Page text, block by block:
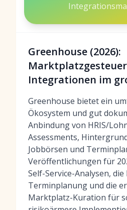
Greenhouse (2026):
Integrationen im
Greenhouse bietet ein
Ökosystem und gut
Anbindung von HRIS/
Assessments,
Jobbörsen und
Veröffentlichungen für
Self-Service-Analysen,
Terminplanung und die
Marktplatz-Kuration für